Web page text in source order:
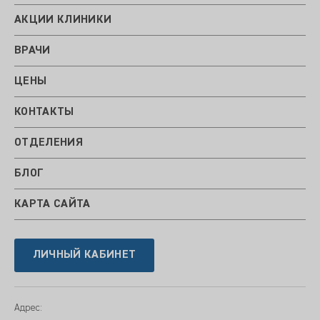
АКЦИИ КЛИНИКИ
ВРАЧИ
ЦЕНЫ
КОНТАКТЫ
ОТДЕЛЕНИЯ
БЛОГ
КАРТА САЙТА
ЛИЧНЫЙ КАБИНЕТ
Адрес: